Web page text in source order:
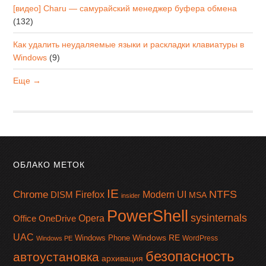
[видео] Charu — самурайский менеджер буфера обмена
(132)
Как удалить неудаляемые языки и раскладки клавиатуры в
Windows (9)
Еще →
ОБЛАКО МЕТОК
Chrome DISM Firefox IE insider Modern UI MSA NTFS
Office OneDrive Opera PowerShell sysinternals
UAC Windows PE Windows Phone Windows RE WordPress
автоустановка архивация безопасность